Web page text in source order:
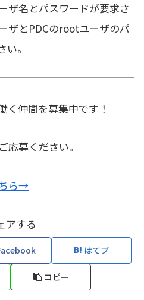
ザ名とパスワードが要求さ
ザとPDCのrootユーザのパ
。
く仲間を募集中です！
応募ください。
ら→
アする
はてブ
コピー